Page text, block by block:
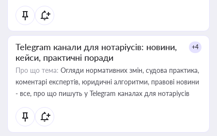
Telegram канали для нотаріусів: новини,
кейси, практичні поради
+4
Про що тема: Огляди нормативних змін, судова практика,
коментарі експертів, юридичні алгоритми, правові новини
- все, про що пишуть у Telegram каналах для нотаріусів